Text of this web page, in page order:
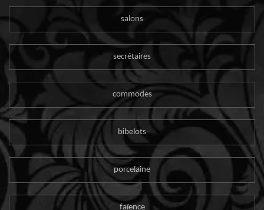
salons
secrétaires
commodes
bibelots
porcelaine
faïence